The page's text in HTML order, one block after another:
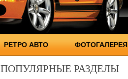
РЕТРО АВТО ФОТОГАЛЕРЕЯ
ПОПУЛЯРНЫЕ РАЗДЕЛЫ